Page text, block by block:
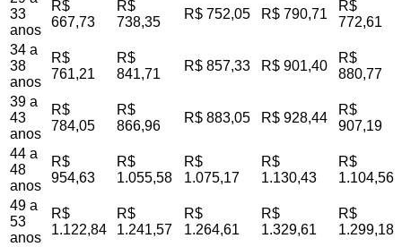
33
anos
R$
667,73
R$
738,35
R$ 752,05 R$ 790,71
R$
772,61
34 a
38
anos
R$
761,21
R$
841,71
R$ 857,33 R$ 901,40
R$
880,77
39 a
43
anos
R$
784,05
R$
866,96
R$ 883,05 R$ 928,44
R$
907,19
44 a
48
anos
R$
954,63
R$
1.055,58
R$
1.075,17
R$
1.130,43
R$
1.104,56
49 a
53
anos
R$
1.122,84
R$
1.241,57
R$
1.264,61
R$
1.329,61
R$
1.299,18